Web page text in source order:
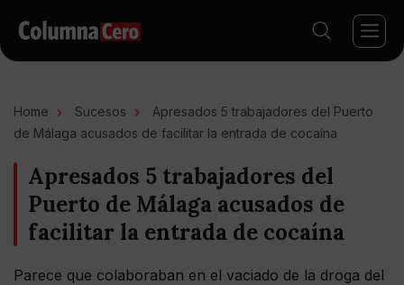
Home Sucesos
Apresados 5 trabajadores del Puerto
de Málaga acusados de facilitar la entrada de cocaína
Apresados 5 trabajadores del
Puerto de Málaga acusados de
facilitar la entrada de cocaína
Parece que colaboraban en el vaciado de la droga del